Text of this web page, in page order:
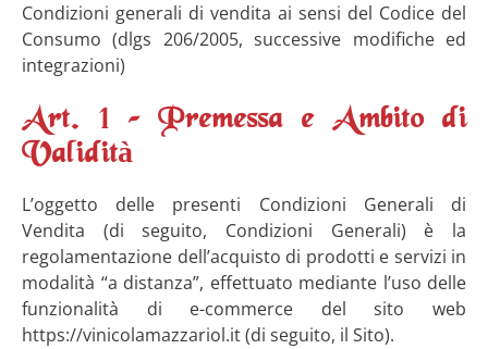
Condizioni generali di vendita ai sensi del Codice del
Consumo (dlgs 206/2005, successive modifiche ed
integrazioni)
Art. 1 – Premessa e Ambito di
Validità
L’oggetto delle presenti Condizioni Generali di
Vendita (di seguito, Condizioni Generali) è la
regolamentazione dell’acquisto di prodotti e servizi in
modalità “a distanza”, effettuato mediante l’uso delle
funzionalità di e-commerce del sito web
https://vinicolamazzariol.it (di seguito, il Sito).